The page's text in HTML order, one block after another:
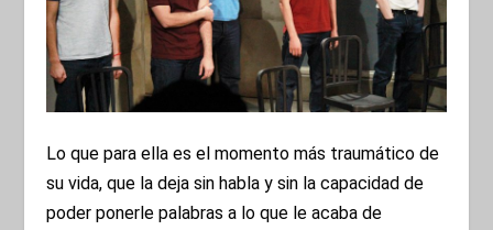
Lo que para ella es el momento más traumático de
su vida, que la deja sin habla y sin la capacidad de
poder ponerle palabras a lo que le acaba de